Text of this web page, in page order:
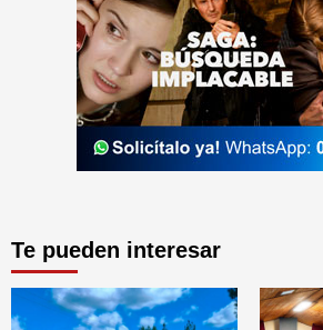
Te pueden interesar